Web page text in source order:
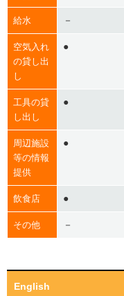
給水 －
空気入れ
の貸し出
し
●
工具の貸
し出し
●
周辺施設
等の情報
提供
●
飲食店 ●
その他 －
English